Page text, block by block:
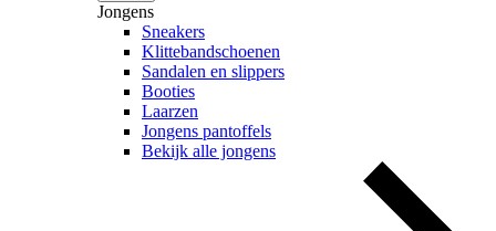
Jongens
Sneakers
Klittebandschoenen
Sandalen en slippers
Booties
Laarzen
Jongens pantoffels
Bekijk alle jongens